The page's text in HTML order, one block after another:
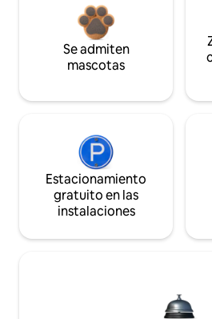
Se admiten
mascotas
Estacionamiento
gratuito en las
instalaciones